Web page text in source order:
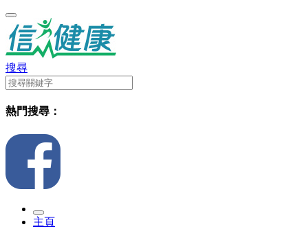
搜尋
熱門搜尋：
主頁